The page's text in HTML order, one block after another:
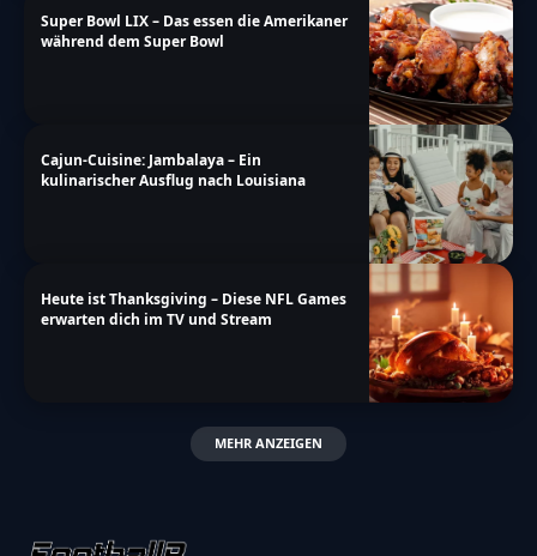
Super Bowl LIX – Das essen die Amerikaner
während dem Super Bowl
Cajun-Cuisine: Jambalaya – Ein
kulinarischer Ausflug nach Louisiana
Heute ist Thanksgiving – Diese NFL Games
erwarten dich im TV und Stream
MEHR ANZEIGEN